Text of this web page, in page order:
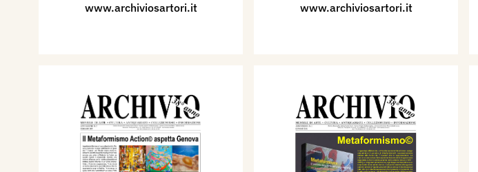
www.archiviosartori.it
www.archiviosartori.it